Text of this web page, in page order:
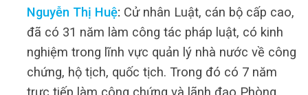
Nguyễn Thị Huệ: Cử nhân Luật, cán bộ cấp cao,
đã có 31 năm làm công tác pháp luật, có kinh
nghiệm trong lĩnh vực quản lý nhà nước về công
chứng, hộ tịch, quốc tịch. Trong đó có 7 năm
trực tiếp làm công chứng và lãnh đạo Phòng